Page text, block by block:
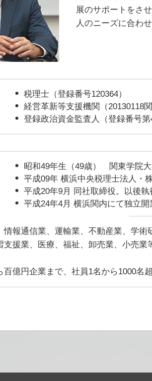
起業
税務
展のサポートをさ
人のニーズに合わ
税理士（登録番号120364）
経営革新等支援機関（20130118
登録政治資金監査人（登録番号第
昭和49年生（49歳） 関東学院
平成09年 横浜中央税理士法人・
平成20年9月 同社取締役。以後執
平成24年4月 横浜関内にて独立開
情報通信業、運輸業、不動産業、学
支援業、医療、福祉、卸売業、小売
億円企業まで、社員1名から1000名